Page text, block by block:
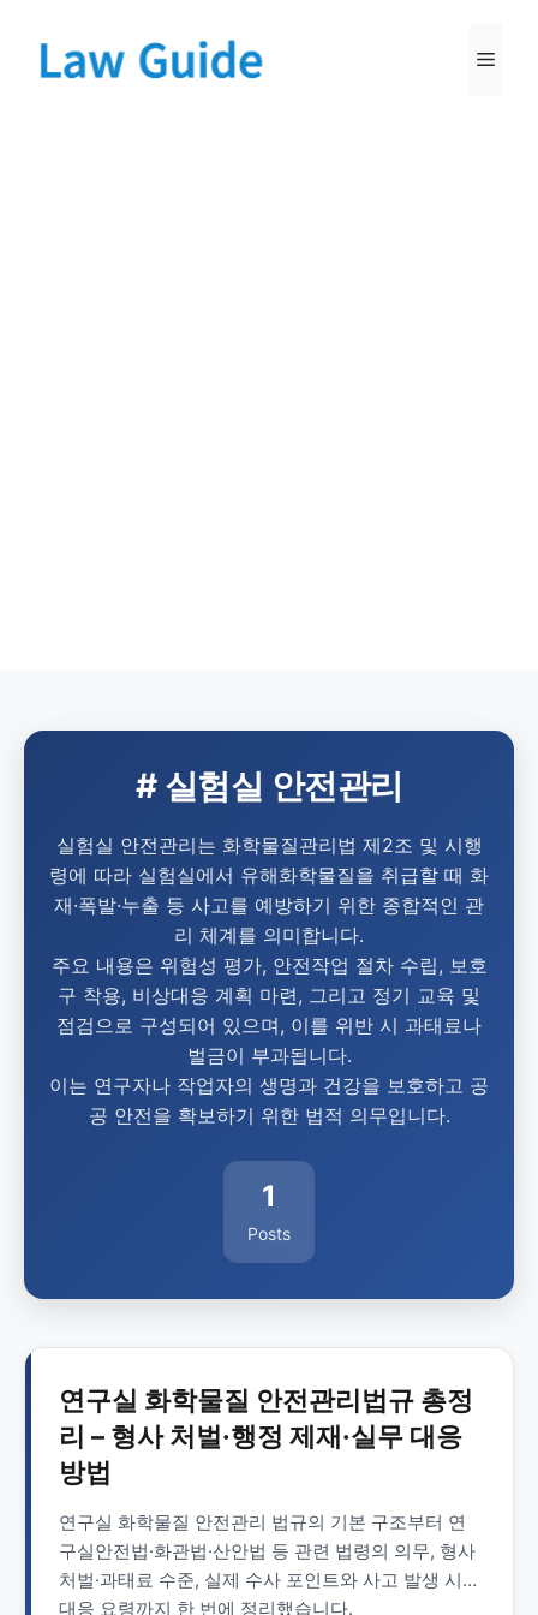
# 실험실 안전관리
실험실 안전관리는 화학물질관리법 제2조 및 시행
령에 따라 실험실에서 유해화학물질을 취급할 때 화
재·폭발·누출 등 사고를 예방하기 위한 종합적인 관
리 체계를 의미합니다.
주요 내용은 위험성 평가, 안전작업 절차 수립, 보호
구 착용, 비상대응 계획 마련, 그리고 정기 교육 및
점검으로 구성되어 있으며, 이를 위반 시 과태료나
벌금이 부과됩니다.
이는 연구자나 작업자의 생명과 건강을 보호하고 공
공 안전을 확보하기 위한 법적 의무입니다.
1
Posts
연구실 화학물질 안전관리법규 총정
리 – 형사 처벌·행정 제재·실무 대응
방법
연구실 화학물질 안전관리 법규의 기본 구조부터 연
구실안전법·화관법·산안법 등 관련 법령의 의무, 형사
처벌·과태료 수준, 실제 수사 포인트와 사고 발생 시
대응 요령까지 한 번에 정리했습니다.